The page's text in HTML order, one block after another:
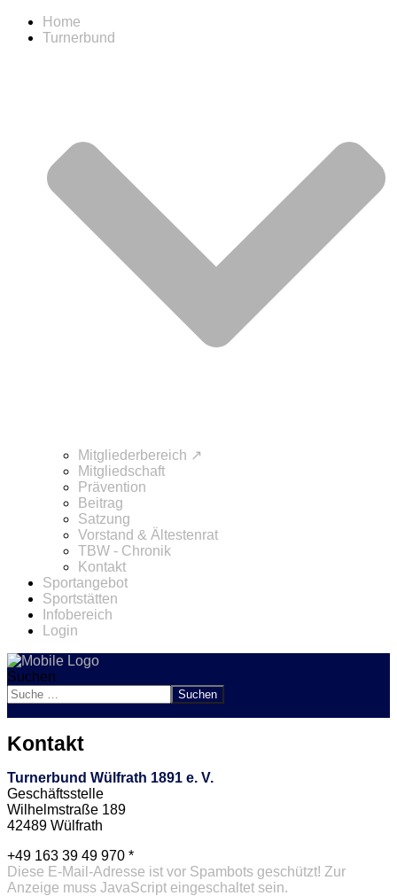
Home
Turnerbund
Mitgliederbereich ↗
Mitgliedschaft
Prävention
Beitrag
Satzung
Vorstand & Ältestenrat
TBW - Chronik
Kontakt
Sportangebot
Sportstätten
Infobereich
Login
Suchen
Suchen
Kontakt
Turnerbund Wülfrath 1891 e. V.
Geschäftsstelle
Wilhelmstraße 189
42489 Wülfrath
+49 163 39 49 970 *
Diese E-Mail-Adresse ist vor Spambots geschützt! Zur
Anzeige muss JavaScript eingeschaltet sein.